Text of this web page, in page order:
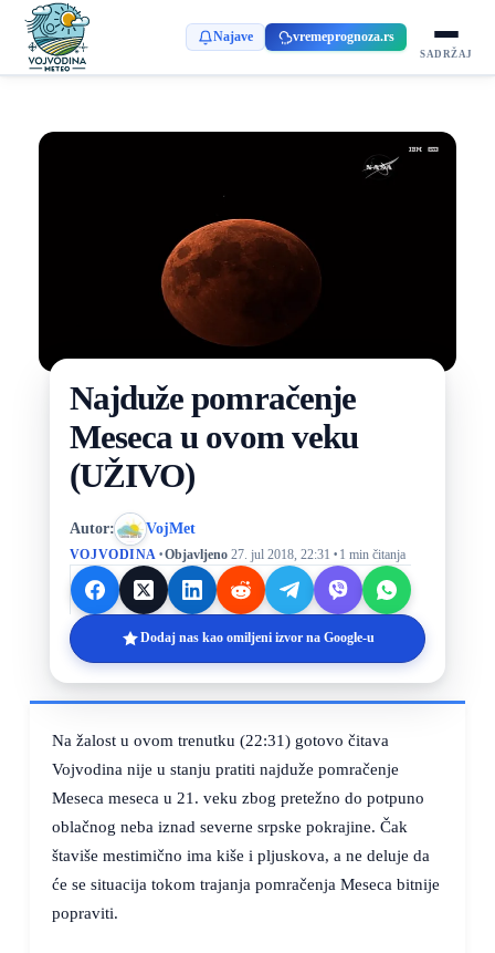
Najave vremeprognoza.rs
SADRŽAJ
Najduže pomračenje
Meseca u ovom veku
(UŽIVO)
Autor: VojMet
VOJVODINA ·Objavljeno 27. jul 2018, 22:31 · 1 min čitanja
Dodaj nas kao omiljeni izvor na Google-u
Na žalost u ovom trenutku (22:31) gotovo čitava
Vojvodina nije u stanju pratiti najduže pomračenje
Meseca meseca u 21. veku zbog pretežno do potpuno
oblačnog neba iznad severne srpske pokrajine. Čak
štaviše mestimično ima kiše i pljuskova, a ne deluje da
će se situacija tokom trajanja pomračenja Meseca bitnije
popraviti.